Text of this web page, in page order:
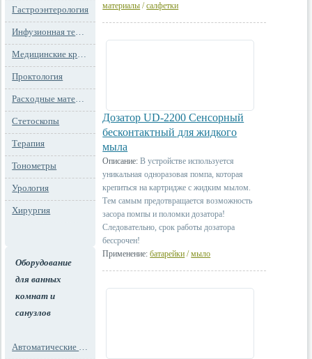
Гастроэнтерология
Инфузионная терапия
Медицинские кресла
Проктология
Расходные материалы
Стетоскопы
Терапия
Тонометры
Урология
Хирургия
Оборудование
для ванных
комнат и
санузлов
Автоматические освежители воздуха
материалы /салфетки
Дозатор UD-2200 Сенсорный
бесконтактный для жидкого
мыла
Описание: В устройстве используется
уникальная одноразовая помпа, которая
крепиться на картридже с жидким мылом.
Тем самым предотвращается возможность
засора помпы и поломки дозатора!
Следовательно, срок работы дозатора
бессрочен!
Применение: батарейки /мыло